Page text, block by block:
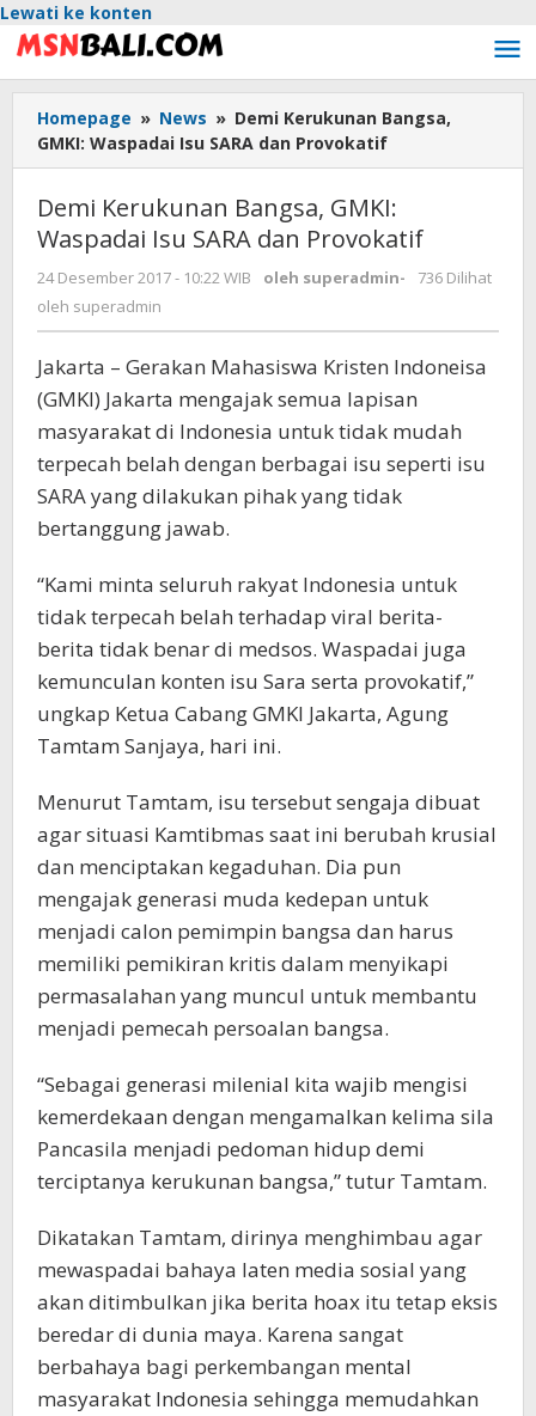
Lewati ke konten
Homepage » News » Demi Kerukunan Bangsa,
GMKI: Waspadai Isu SARA dan Provokatif
Demi Kerukunan Bangsa, GMKI:
Waspadai Isu SARA dan Provokatif
24 Desember 2017 - 10:22 WIB oleh superadmin-
736 Dilihat
oleh superadmin
Jakarta – Gerakan Mahasiswa Kristen Indoneisa
(GMKI) Jakarta mengajak semua lapisan
masyarakat di Indonesia untuk tidak mudah
terpecah belah dengan berbagai isu seperti isu
SARA yang dilakukan pihak yang tidak
bertanggung jawab.
“Kami minta seluruh rakyat Indonesia untuk
tidak terpecah belah terhadap viral berita-
berita tidak benar di medsos. Waspadai juga
kemunculan konten isu Sara serta provokatif,”
ungkap Ketua Cabang GMKI Jakarta, Agung
Tamtam Sanjaya, hari ini.
Menurut Tamtam, isu tersebut sengaja dibuat
agar situasi Kamtibmas saat ini berubah krusial
dan menciptakan kegaduhan. Dia pun
mengajak generasi muda kedepan untuk
menjadi calon pemimpin bangsa dan harus
memiliki pemikiran kritis dalam menyikapi
permasalahan yang muncul untuk membantu
menjadi pemecah persoalan bangsa.
“Sebagai generasi milenial kita wajib mengisi
kemerdekaan dengan mengamalkan kelima sila
Pancasila menjadi pedoman hidup demi
terciptanya kerukunan bangsa,” tutur Tamtam.
Dikatakan Tamtam, dirinya menghimbau agar
mewaspadai bahaya laten media sosial yang
akan ditimbulkan jika berita hoax itu tetap eksis
beredar di dunia maya. Karena sangat
berbahaya bagi perkembangan mental
masyarakat Indonesia sehingga memudahkan